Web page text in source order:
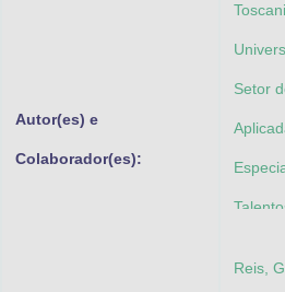
Autor(es) e
Colaborador(es):
Setor
Reis,